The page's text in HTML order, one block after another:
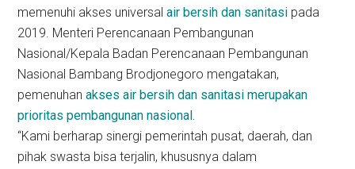
memenuhi akses universalair bersih dan sanitasi pada
2019. Menteri Perencanaan Pembangunan
Nasional/Kepala Badan Perencanaan Pembangunan
Nasional Bambang Brodjonegoro mengatakan,
pemenuhanakses air bersih dan sanitasi merupakan
prioritas pembangunan nasional.
“Kami berharap sinergi pemerintah pusat, daerah, dan
pihak swasta bisa terjalin, khususnya dalam